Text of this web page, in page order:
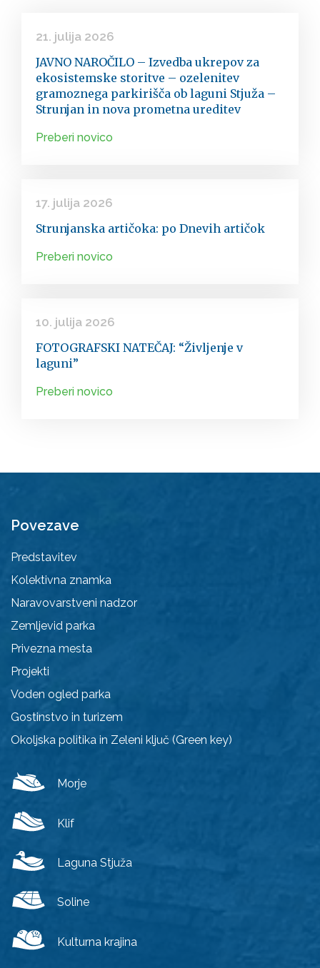
21. julija 2026
JAVNO NAROČILO – Izvedba ukrepov za
ekosistemske storitve – ozelenitev
gramoznega parkirišča ob laguni Stjuža –
Strunjan in nova prometna ureditev
Preberi novico
17. julija 2026
Strunjanska artičoka: po Dnevih artičok
Preberi novico
10. julija 2026
FOTOGRAFSKI NATEČAJ: “Življenje v
laguni”
Preberi novico
Povezave
Predstavitev
Kolektivna znamka
Naravovarstveni nadzor
Zemljevid parka
Privezna mesta
Projekti
Voden ogled parka
Gostinstvo in turizem
Okoljska politika in Zeleni ključ (Green key)
Morje
Klif
Laguna Stjuža
Soline
Kulturna krajina